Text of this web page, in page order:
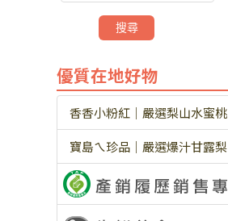
優質在地好物
香香小粉紅｜嚴選梨山水蜜桃
寶島ㄟ珍品｜嚴選爆汁甘露梨